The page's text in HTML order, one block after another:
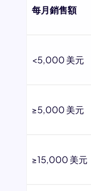
每月銷售額
<5,000 美元
≥5,000 美元
≥15,000 美元